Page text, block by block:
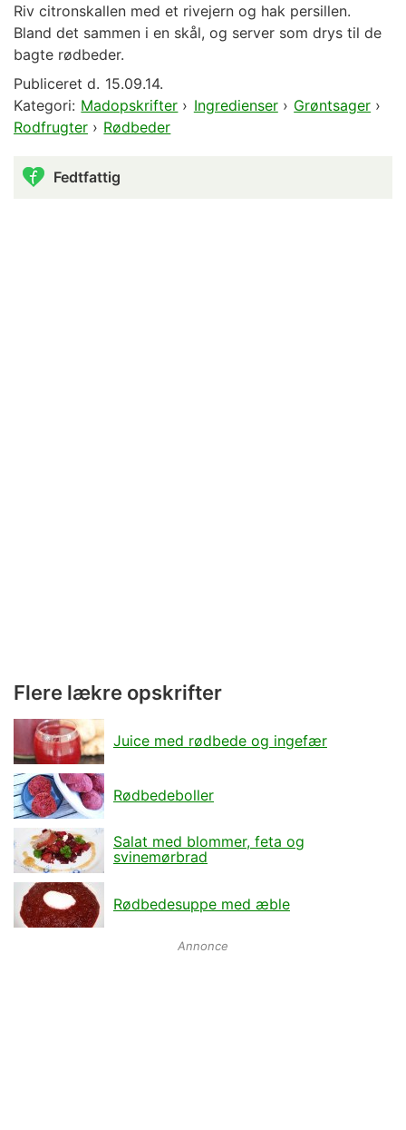
Riv citronskallen med et rivejern og hak persillen.
Bland det sammen i en skål, og server som drys til de
bagte rødbeder.
Publiceret d. 15.09.14.
Kategori: Madopskrifter › Ingredienser› Grøntsager ›
Rodfrugter › Rødbeder
Fedtfattig
Flere lækre opskrifter
Juice med rødbede og ingefær
Rødbedeboller
Salat med blommer, feta og
svinemørbrad
Rødbedesuppe med æble
Annonce